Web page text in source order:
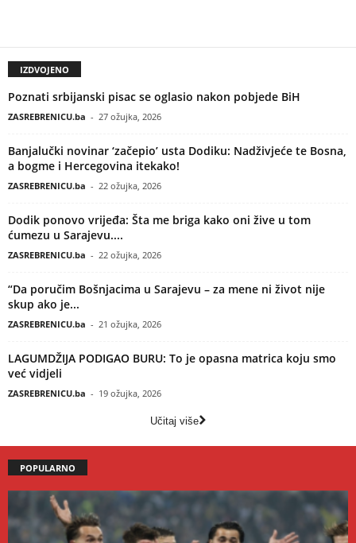
IZDVOJENO
Poznati srbijanski pisac se oglasio nakon pobjede BiH
ZASREBRENICU.ba - 27 ožujka, 2026
Banjalučki novinar ‘začepio’ usta Dodiku: Nadživjeće te Bosna,
a bogme i Hercegovina itekako!
ZASREBRENICU.ba - 22 ožujka, 2026
Dodik ponovo vrijeđa: Šta me briga kako oni žive u tom
ćumezu u Sarajevu....
ZASREBRENICU.ba - 22 ožujka, 2026
“Da poručim Bošnjacima u Sarajevu – za mene ni život nije
skup ako je...
ZASREBRENICU.ba - 21 ožujka, 2026
LAGUMDŽIJA PODIGAO BURU: To je opasna matrica koju smo
već vidjeli
ZASREBRENICU.ba - 19 ožujka, 2026
Učitaj više
POPULARNO